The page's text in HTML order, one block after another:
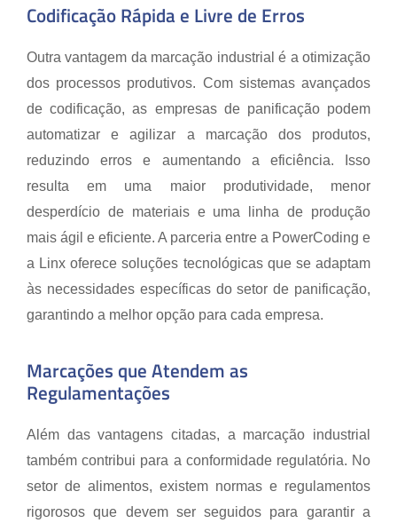
Codificação Rápida e Livre de Erros
Outra vantagem da marcação industrial é a otimização
dos processos produtivos. Com sistemas avançados
de codificação, as empresas de panificação podem
automatizar e agilizar a marcação dos produtos,
reduzindo erros e aumentando a eficiência. Isso
resulta em uma maior produtividade, menor
desperdício de materiais e uma linha de produção
mais ágil e eficiente. A parceria entre a PowerCoding e
a Linx oferece soluções tecnológicas que se adaptam
às necessidades específicas do setor de panificação,
garantindo a melhor opção para cada empresa.
Marcações que Atendem as
Regulamentações
Além das vantagens citadas, a marcação industrial
também contribui para a conformidade regulatória. No
setor de alimentos, existem normas e regulamentos
rigorosos que devem ser seguidos para garantir a